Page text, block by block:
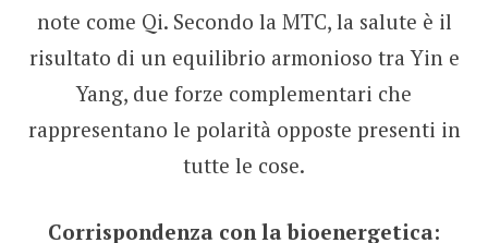
note come Qi. Secondo la MTC, la salute è il
risultato di un equilibrio armonioso tra Yin e
Yang, due forze complementari che
rappresentano le polarità opposte presenti in
tutte le cose.
Corrispondenza con la bioenergetica: